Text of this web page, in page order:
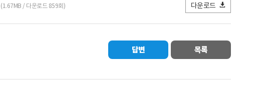
(1.67MB / 다운로드 859회) 다운로드
답변 목록